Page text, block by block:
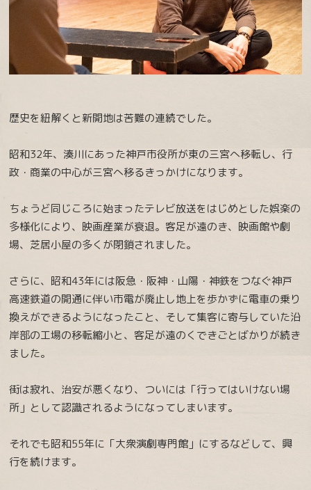
歴史を紐解くと新開地は苦難の連続でした。
昭和32年、湊川にあった神戸市役所が東の三宮へ移転し、行
政・商業の中心が三宮へ移るきっかけになります。
ちょうど同じころに始まったテレビ放送をはじめとした娯楽の
多様化により、映画産業が衰退。客足が遠のき、映画館や劇
場、芝居小屋の多くが閉鎖されました。
さらに、昭和43年には阪急・阪神・山陽・神鉄をつなぐ神戸
高速鉄道の開通に伴い市電が廃止し地上を歩かずに電車の乗り
換えができるようになったこと、そして集客に寄与していた沿
岸部の工場の移転縮小と、客足が遠のくできごとばかりが続き
ました。
街は寂れ、治安が悪くなり、ついには「行ってはいけない場
所」として認識されるようになってしまいます。
それでも昭和55年に「大衆演劇専門館」にするなどして、興
行を続けます。